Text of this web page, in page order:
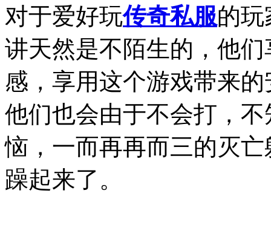
对于爱好玩传奇私服的
讲天然是不陌生的，他
感，享用这个游戏带来
他们也会由于不会打，
恼，一而再再而三的灭
躁起来了。